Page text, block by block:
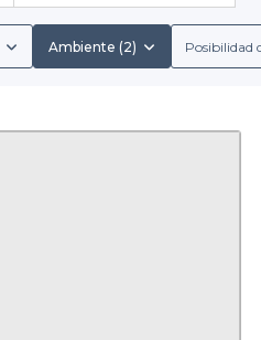
Ambiente (2) Posibilidad